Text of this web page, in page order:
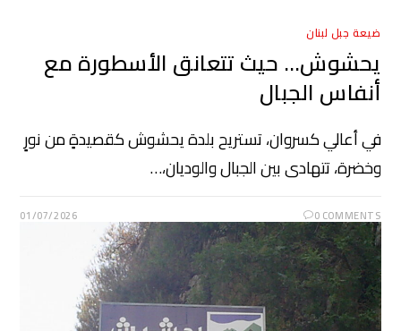
ضيعة جبل لبنان
يحشوش… حيث تتعانق الأسطورة مع
أنفاس الجبال
في أعالي كسروان، تستريح بلدة يحشوش كقصيدةٍ من نورٍ
وخضرة، تتهادى بين الجبال والوديان،…
0 COMMENTS
01/07/2026